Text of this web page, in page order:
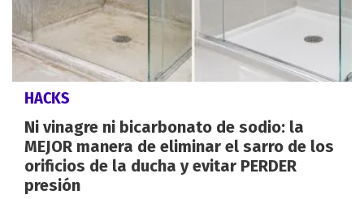
HACKS
Ni vinagre ni bicarbonato de sodio: la
MEJOR manera de eliminar el sarro de los
orificios de la ducha y evitar PERDER
presión